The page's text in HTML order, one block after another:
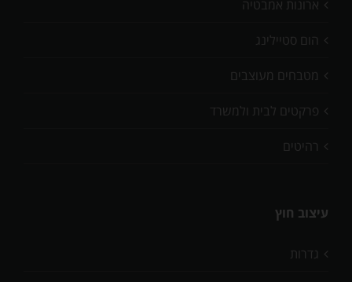
ארונות אמבטיה
הום סטיילינג
מטבחים מעוצבים
פרקטים לבית ולמשרד
רהיטים
עיצוב חוץ
גדרות